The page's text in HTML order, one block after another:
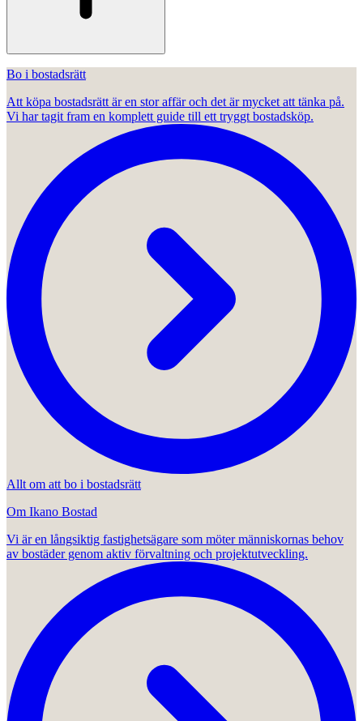
Bo i bostadsrätt
Att köpa bostadsrätt är en stor affär och det är mycket att tänka på.
Vi har tagit fram en komplett guide till ett tryggt bostadsköp.
Allt om att bo i bostadsrätt
Om Ikano Bostad
Vi är en långsiktig fastighetsägare som möter människornas behov
av bostäder genom aktiv förvaltning och projektutveckling.